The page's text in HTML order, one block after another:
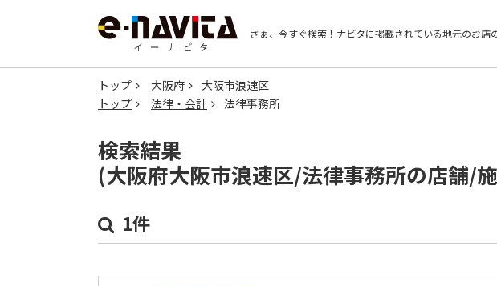
さぁ、今すぐ検索！ ナビタに掲載されている地元のお店
トップ 大阪府
大阪市浪速区
トップ
法律・会計 法律事務所
検索結果
(大阪府大阪市浪速区/法律事務所の店舗/施
1件